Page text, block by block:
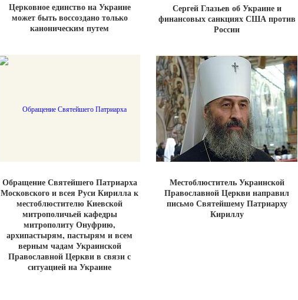
Церковное единство на Украине
может быть воссоздано только
каноническим путем
Сергей Глазьев об Украине и
финансовых санкциях США против
России
Обращение Святейшего Патриарха
Московского и всея Руси Кирилла к
местоблюстителю Киевской
митрополичьей кафедры
митрополиту Онуфрию,
архипастырям, пастырям и всем
верным чадам Украинской
Православной Церкви в связи с
ситуацией на Украине
Местоблюститель Украинской
Православной Церкви направил
письмо Святейшему Патриарху
Кириллу